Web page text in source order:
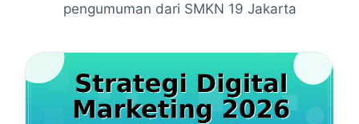
pengumuman dari SMKN 19 Jakarta